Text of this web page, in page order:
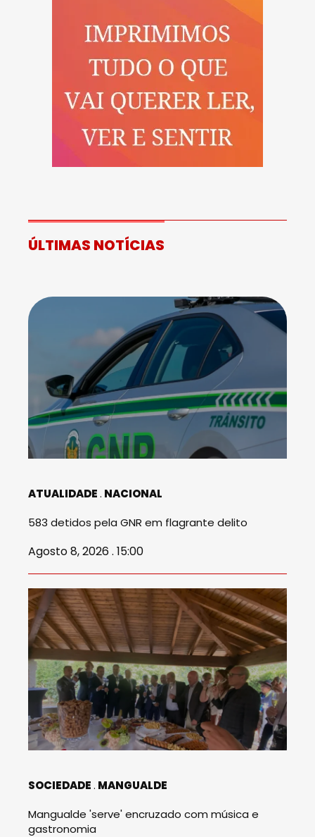
ÚLTIMAS NOTÍCIAS
ATUALIDADE NACIONAL
583 detidos pela GNR em flagrante delito
Agosto 8, 2026 . 15:00
SOCIEDADE MANGUALDE
Mangualde 'serve' encruzado com música e
gastronomia